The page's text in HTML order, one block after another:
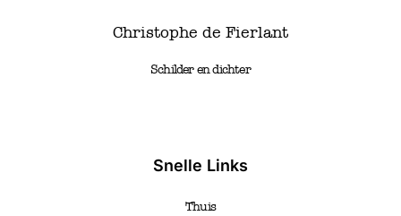
Christophe de Fierlant
Schilder en dichter
Snelle Links
Thuis